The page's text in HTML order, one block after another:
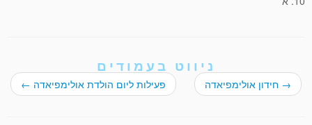
ניווט בעמודים
→ חידון אולימפיאדה פעילות ליום הולדת אולימפיאדה ←